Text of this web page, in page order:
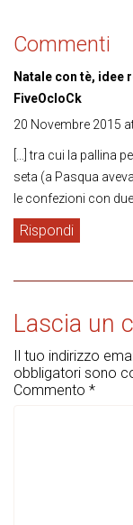
Commenti
Natale con tè, idee
FiveOcloCk
20 Novembre 2015
[…] tra cui la pallina
seta (a Pasqua
le confezioni con
Rispondi
Lascia un
Il tuo indirizzo
obbligatori sono
Commento *